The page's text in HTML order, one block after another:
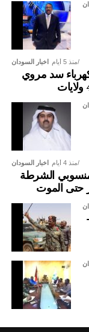
اخبار السودان منذ 5 أيام
سد مروي
اخبار السودان منذ 4 أيام
لـ6 من منسوبي الشرطة
حتى الموت